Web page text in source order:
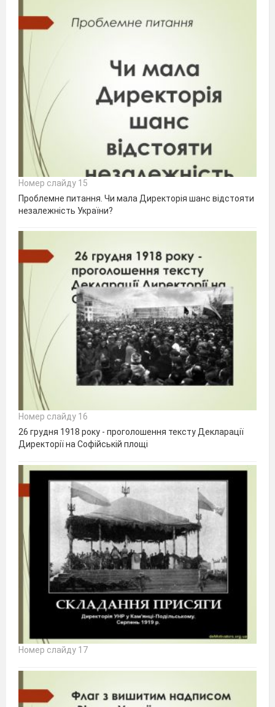
Номер слайду 15
Проблемне питання. Чи мала Директорія шанс відстояти
незалежність України?
Номер слайду 16
26 грудня 1918 року - проголошення тексту Декларації
Директорії на Софійській площі
Номер слайду 17